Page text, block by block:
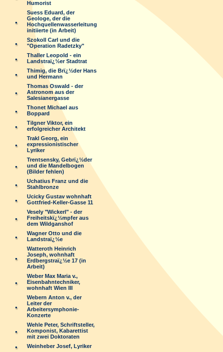
Humorist
Suess Eduard, der
Geologe, der die
Hochquellenwasserleitung
initiierte (in Arbeit)
Szokoll Carl und die
"Operation Radetzky"
Thaller Leopold - ein
Landstraï¿½er Stadtrat
Thimig, die Brï¿½der Hans
und Hermann
Thomas Oswald - der
Astronom aus der
Salesianergasse
Thonet Michael aus
Boppard
Tilgner Viktor, ein
erfolgreicher Architekt
Trakl Georg, ein
expressionistischer
Lyriker
Trentsensky, Gebrï¿½der
und die Mandelbogen
(Bilder fehlen)
Uchatius Franz und die
Stahlbronze
Ucicky Gustav wohnhaft
Gottfried-Keller-Gasse 11
Vesely "Wickerl" - der
Freiheitskï¿½mpfer aus
dem Wildganshof
Wagner Otto und die
Landstraï¿½e
Watteroth Heinrich
Joseph, wohnhaft
Erdbergstraï¿½e 17 (in
Arbeit)
Weber Max Maria v.,
Eisenbahntechniker,
wohnhaft Wien III
Webern Anton v., der
Leiter der
Arbeitersymphonie-
Konzerte
Wehle Peter, Schriftsteller,
Komponist, Kabarettist
mit zwei Doktoraten
Weinheber Josef, Lyriker